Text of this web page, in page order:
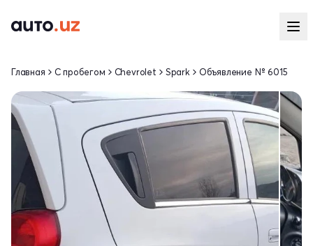
Главная С пробегом Chevrolet Spark Объявление № 6015